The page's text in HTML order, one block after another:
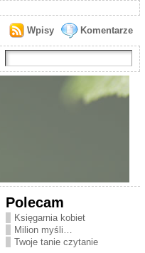
Komentarze
Wpisy
Polecam
Księgarnia kobiet
Milion myśli…
Twoje tanie czytanie